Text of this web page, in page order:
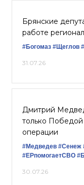
Брянские
работе
#Богомаз #Щеглов
31.07.26
Дмитрий
только
операции
#Медведев #Сенеж
#ЕРпомогаетСВО
30.07.26